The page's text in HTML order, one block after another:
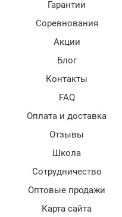
Гарантии
Соревнования
Акции
Блог
Контакты
FAQ
Оплата и доставка
Отзывы
Школа
Сотрудничество
Оптовые продажи
Карта сайта